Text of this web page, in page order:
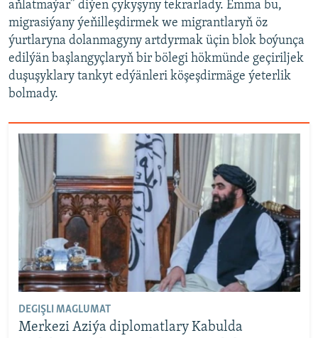
aňlatmaýar” diýen çykyşyny tekrarlady. Emma bu,
migrasiýany ýeňilleşdirmek we migrantlaryň öz
ýurtlaryna dolanmagyny artdyrmak üçin blok boýunça
edilýän başlangyçlaryň bir bölegi hökmünde geçiriljek
duşuşyklary tankyt edýänleri köşeşdirmäge ýeterlik
bolmady.
DEGIŞLI MAGLUMAT
Merkezi Aziýa diplomatlary Kabulda